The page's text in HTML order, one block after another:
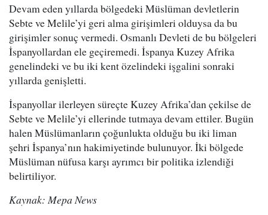
Devam eden yıllarda bölgedeki Müslüman devletlerin
Sebte ve Melile’yi geri alma girişimleri olduysa da bu
girişimler sonuç vermedi. Osmanlı Devleti de bu bölgeleri
İspanyollardan ele geçiremedi. İspanya Kuzey Afrika
genelindeki ve bu iki kent özelindeki işgalini sonraki
yıllarda genişletti.
İspanyollar ilerleyen süreçte Kuzey Afrika’dan çekilse de
Sebte ve Melile’yi ellerinde tutmaya devam ettiler. Bugün
halen Müslümanların çoğunlukta olduğu bu iki liman
şehri İspanya’nın hakimiyetinde bulunuyor. İki bölgede
Müslüman nüfusa karşı ayrımcı bir politika izlendiği
belirtiliyor.
Kaynak: Mepa News